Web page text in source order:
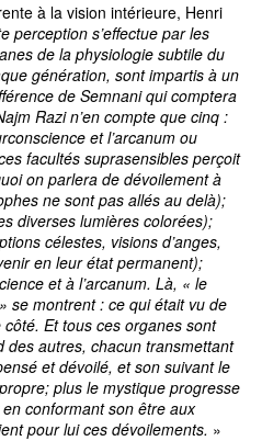
à la vision intérieure, Henri
perception s’effectue par les
de la physiologie subtile du
génération, sont impartis à un
de Semnani qui comptera
Razi n’en compte que cinq :
et l’arcanum ou
facultés suprasensibles perçoit
on parlera de dévoilement à
ne sont pas allés au delà);
diverses lumières colorées);
célestes, visions d’anges,
en leur état permanent);
et à l’arcanum. Là, « le
se montrent : ce qui était vu de
Et tous ces organes sont
des autres, chacun transmettant
et dévoilé, et son suivant le
plus le mystique progresse
conformant son être aux
pour lui ces dévoilements. »